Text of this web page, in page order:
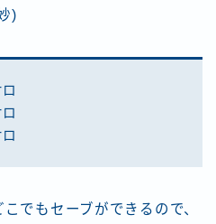
)
でもセーブができるので、